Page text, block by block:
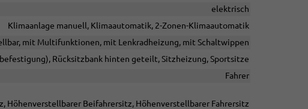
elektrisch
Klimaanlage manuell, Klimaautomatik, 2-Zonen-Klimaautomatik
mit Multifunktionen, mit Lenkradheizung, mit Schaltwippen
Rücksitzbank hinten geteilt, Sitzheizung, Sportsitze
Fahrer
Höhenverstellbarer Beifahrersitz, Höhenverstellbarer Fahrersitz